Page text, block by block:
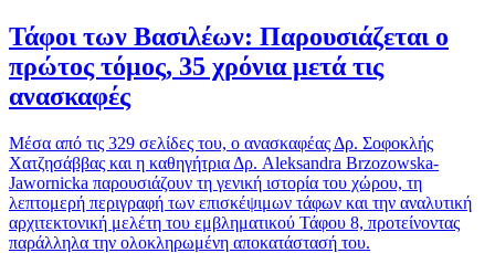
Τάφοι των Βασιλέων: Παρουσιάζεται ο
πρώτος τόμος, 35 χρόνια μετά τις
ανασκαφές
Μέσα από τις 329 σελίδες του, ο ανασκαφέας Δρ. Σοφοκλής
Χατζησάββας και η καθηγήτρια Δρ. Aleksandra Brzozowska-
Jawornicka παρουσιάζουν τη γενική ιστορία του χώρου, τη
λεπτομερή περιγραφή των επισκέψιμων τάφων και την αναλυτική
αρχιτεκτονική μελέτη του εμβληματικού Τάφου 8, προτείνοντας
παράλληλα την ολοκληρωμένη αποκατάστασή του.